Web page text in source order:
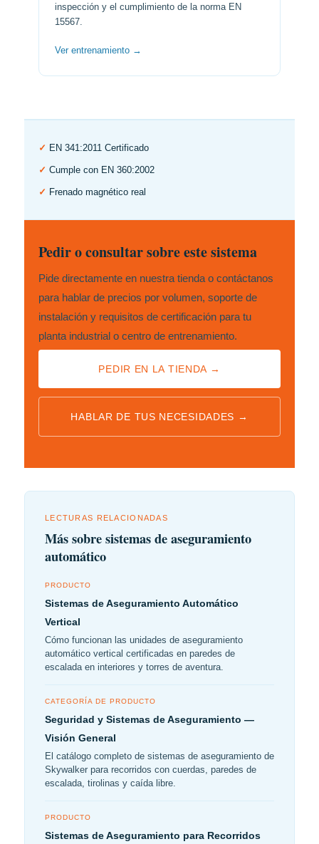
inspección y el cumplimiento de la norma EN
15567.
Ver entrenamiento →
✓ EN 341:2011 Certificado
✓ Cumple con EN 360:2002
✓ Frenado magnético real
Pedir o consultar sobre este sistema
Pide directamente en nuestra tienda o contáctanos
para hablar de precios por volumen, soporte de
instalación y requisitos de certificación para tu
planta industrial o centro de entrenamiento.
PEDIR EN LA TIENDA →
HABLAR DE TUS NECESIDADES →
LECTURAS RELACIONADAS
Más sobre sistemas de aseguramiento
automático
PRODUCTO
Sistemas de Aseguramiento Automático
Vertical
Cómo funcionan las unidades de aseguramiento
automático vertical certificadas en paredes de
escalada en interiores y torres de aventura.
CATEGORÍA DE PRODUCTO
Seguridad y Sistemas de Aseguramiento —
Visión General
El catálogo completo de sistemas de aseguramiento de
Skywalker para recorridos con cuerdas, paredes de
escalada, tirolinas y caída libre.
PRODUCTO
Sistemas de Aseguramiento para Recorridos